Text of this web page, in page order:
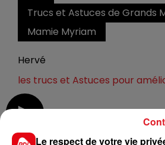
Trucs et Astuces de Grands
Mamie Myriam
Hervé
les trucs et Astuces pour
0:00
Le respect de votre vie